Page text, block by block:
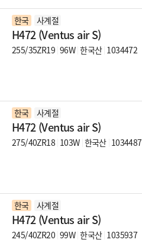
한국 사계절
H472 (Ventus air S)
255/35ZR19 96W 한국산 1034472
한국 사계절
H472 (Ventus air S)
275/40ZR18 103W 한국산 1034487
한국 사계절
H472 (Ventus air S)
245/40ZR20 99W 한국산 1035937